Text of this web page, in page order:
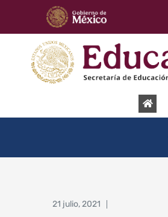
21 julio, 2021